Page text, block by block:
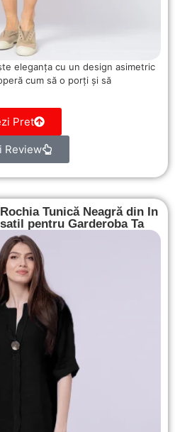
eleganța cu un design asimetric
cum să o porți și să
Pret
Review
Tunică Neagră din In
pentru Garderoba Ta